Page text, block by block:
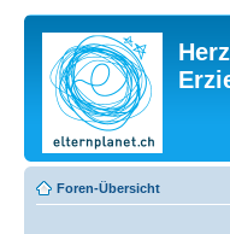
Foren-Übersicht